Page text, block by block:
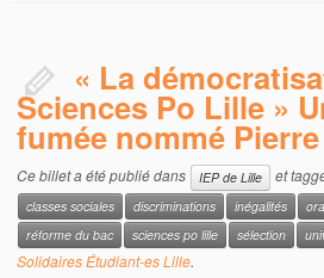
« La
Sciences Po Lille »
fumée nommé
Ce billet a été publié dans IEP de Lille et
classes sociales
discriminations inégalités
réforme du bac
sciences po lille sélection
Solidaires Étudiant-es Lille.